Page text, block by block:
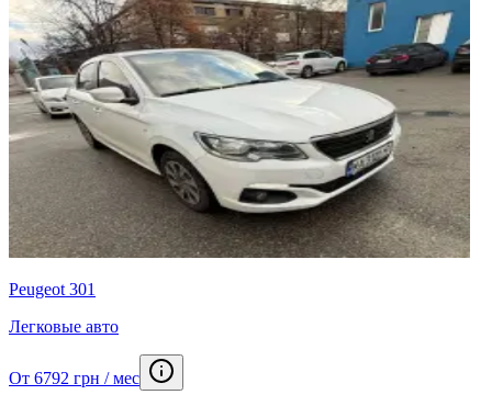
Peugeot 301
Легковые авто
От 6792 грн / мес